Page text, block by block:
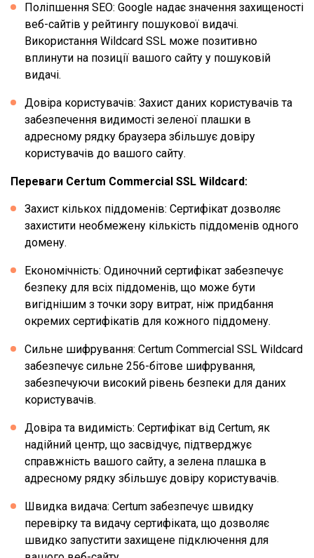
Поліпшення SEO: Google надає значення захищеності
веб-сайтів у рейтингу пошукової видачі.
Використання Wildcard SSL може позитивно
вплинути на позиції вашого сайту у пошуковій
видачі.
Довіра користувачів: Захист даних користувачів та
забезпечення видимості зеленої плашки в
адресному рядку браузера збільшує довіру
користувачів до вашого сайту.
Переваги Certum Commercial SSL Wildcard:
Захист кількох піддоменів: Сертифікат дозволяє
захистити необмежену кількість піддоменів одного
домену.
Економічність: Одиночний сертифікат забезпечує
безпеку для всіх піддоменів, що може бути
вигіднішим з точки зору витрат, ніж придбання
окремих сертифікатів для кожного піддомену.
Сильне шифрування: Certum Commercial SSL Wildcard
забезпечує сильне 256-бітове шифрування,
забезпечуючи високий рівень безпеки для даних
користувачів.
Довіра та видимість: Сертифікат від Certum, як
надійний центр, що засвідчує, підтверджує
справжність вашого сайту, а зелена плашка в
адресному рядку збільшує довіру користувачів.
Швидка видача: Certum забезпечує швидку
перевірку та видачу сертифіката, що дозволяє
швидко запустити захищене підключення для